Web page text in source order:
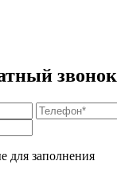
звонок
для заполнения